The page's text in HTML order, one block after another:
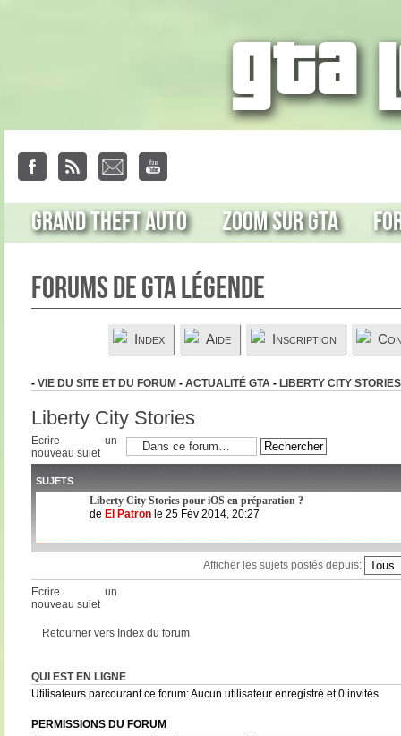
Grand Theft Auto Zoom sur GTA
Forums de GTA Légende
Index Aide Inscription
- VIE DU SITE ET DU FORUM - ACTUALITÉ GTA - LIBERTY CITY STORIES
Liberty City Stories
Ecrire un
nouveau sujet
SUJETS
Liberty City Stories pour iOS en préparation ?
de El Patronle 25 Fév 2014, 20:27
Afficher les sujets postés depuis:
Ecrire un
nouveau sujet
Retourner vers Index du forum
QUI EST EN LIGNE
Utilisateurs parcourant ce forum: Aucun utilisateur enregistré et 0 invités
PERMISSIONS DU FORUM